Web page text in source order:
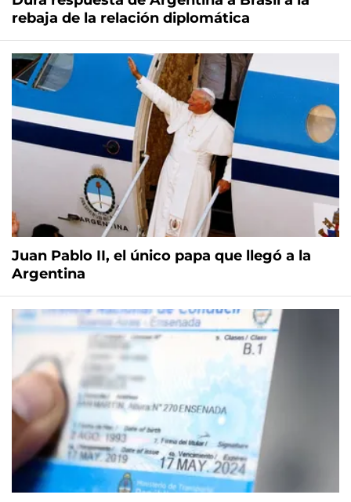
rebaja de la relación diplomática
Juan Pablo II, el único papa que llegó a la
Argentina